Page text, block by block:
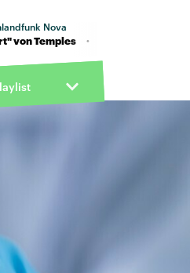
Nova
· "Jet stream heart" von Temples